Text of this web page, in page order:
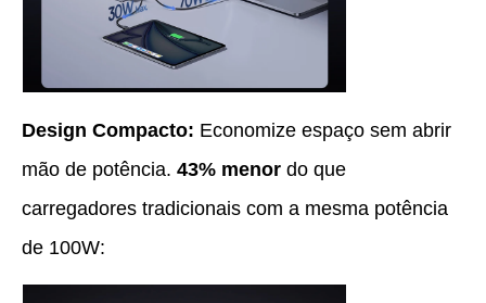
Design Compacto: Economize espaço sem abrir
mão de potência. 43% menor do que
carregadores tradicionais com a mesma potência
de 100W: